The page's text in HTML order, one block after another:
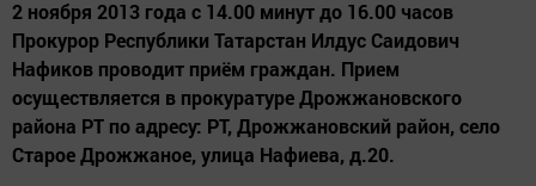
2 ноября 2013 года с 14.00 минут до 16.00 часов
Прокурор Республики Татарстан Илдус Саидович
Нафиков проводит приём граждан. Прием
осуществляется в прокуратуре Дрожжановского
района РТ по адресу: РТ, Дрожжановский район, село
Старое Дрожжаное, улица Нафиева, д.20.